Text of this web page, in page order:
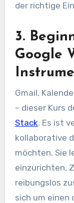
der richtige
3.
Google
Gmail,
– dieser Kurs
Stack. Es ist
kollaborative
möchten. Sie
einzurichten,
reibungslos
sich um einen